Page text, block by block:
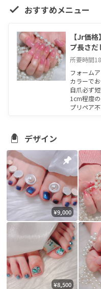
🚨必ず注
15分遅刻プ
おすすめメニュー
【Jr価
プ長さだ
所要時間
フォーム
カラーで
自爪必ず
1cm程度
プリペア
デザイン
¥9,000
¥8,500